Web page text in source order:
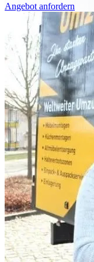
Angebot anfordern